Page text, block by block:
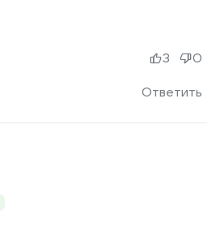
Ответить
3 0